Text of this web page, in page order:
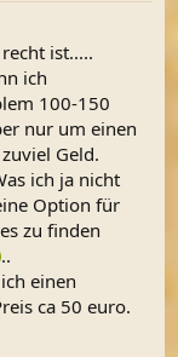
ist.....
ich
100-150
nur um einen
Geld.
ich ja nicht
Option für
zu finden
..
einen
ca 50 euro.